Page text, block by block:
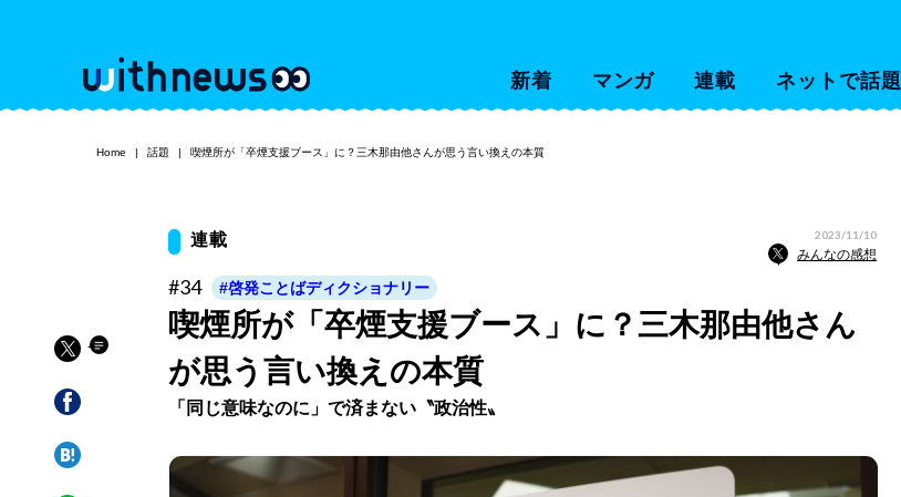
新着 マンガ 連載 ネットで話題
Home 話題 喫煙所が「卒煙支援ブース」に？三木那由他さんが思う言い換えの本質
連載 2023/11/10
みんなの感想
#34 #啓発ことばディクショナリー
喫煙所が「卒煙支援ブース」に？三木那由他さん
が思う言い換えの本質
「同じ意味なのに」で済まない〝政治性〟